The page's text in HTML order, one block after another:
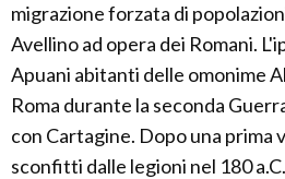
migrazione forzata di
Avellino ad opera dei Romani.
Apuani abitanti delle omonime
Roma durante la seconda
con Cartagine. Dopo una prima
sconfitti dalle legioni nel 180